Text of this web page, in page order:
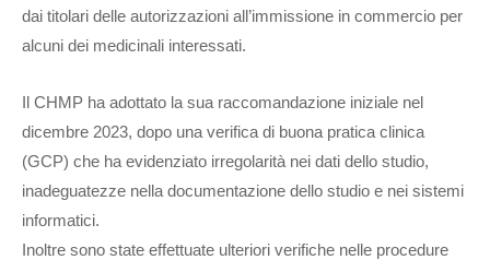
dai titolari delle autorizzazioni all’immissione in commercio per
alcuni dei medicinali interessati.
Il CHMP ha adottato la sua raccomandazione iniziale nel
dicembre 2023, dopo una verifica di buona pratica clinica
(GCP) che ha evidenziato irregolarità nei dati dello studio,
inadeguatezze nella documentazione dello studio e nei sistemi
informatici.
Inoltre sono state effettuate ulteriori verifiche nelle procedure